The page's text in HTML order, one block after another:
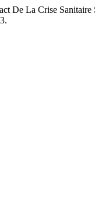
La Crise Sanitaire